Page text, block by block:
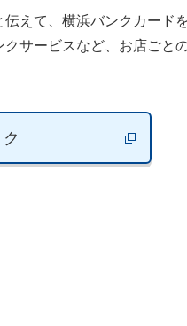
えて、横浜バンクカード
サービスなど、お店ごと
新しいウィンド